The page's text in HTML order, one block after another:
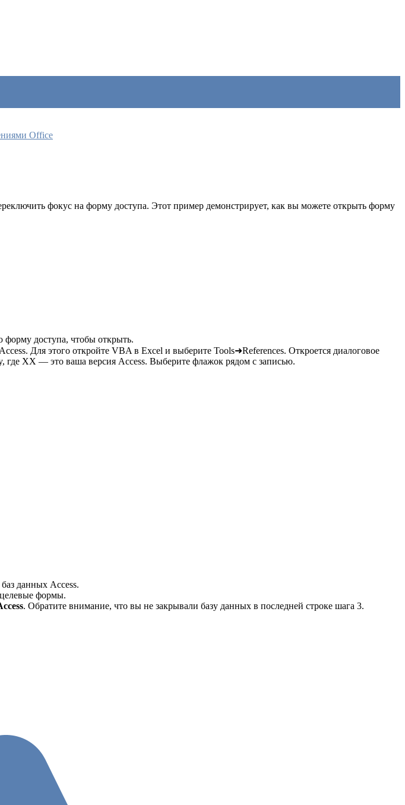
Office
фокус на форму доступа. Этот пример демонстрирует, как вы можете открыть форму
форму доступа, чтобы открыть.
Для этого откройте VBA в Excel и выберите Tools➜References. Откроется диалоговое
где XX — это ваша версия Access. Выберите флажок рядом с записью.
данных Access.
целевые формы.
. Обратите внимание, что вы не закрывали базу данных в последней строке шага 3.